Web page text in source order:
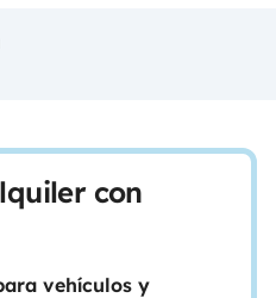
con
vehículos y